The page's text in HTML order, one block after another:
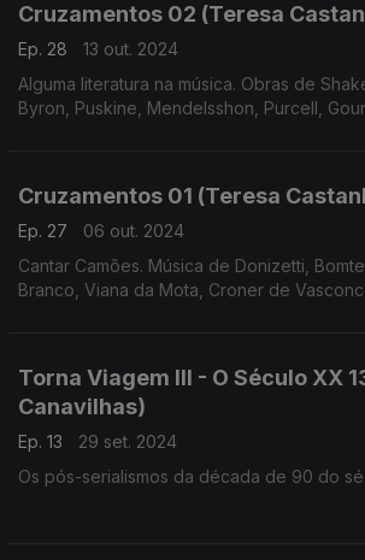
Cruzamentos 02 (Teresa
Ep. 28
13 out. 2024
Alguma literatura na música. Obras de
Byron, Puskine, Mendelsshon, Purcell,
Cruzamentos 01 (Teresa
Ep. 27
06 out. 2024
Cantar Camões. Música de Donizetti,
Branco, Viana da Mota, Croner de Vasconcelos, Alain Oulman,
Torna Viagem III - O Século XX
Canavilhas)
Ep. 13
29 set. 2024
Os pós-serialismos da década de 90 do